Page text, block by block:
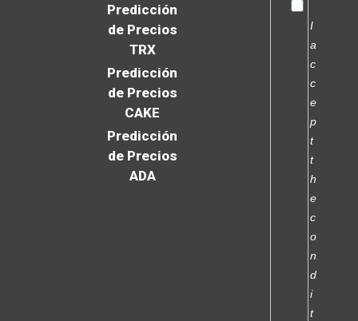
Predicción
de Precios
TRX
Predicción
de Precios
CAKE
Predicción
de Precios
ADA
I
a
c
c
e
p
t
t
h
e
c
o
n
d
i
t